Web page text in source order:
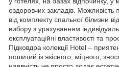
оздоровчих закладів.
від комплекту спальної білизни
вибору з урахуванням
експлуатаційні властивості та
Підковдра колекції Hotel –
пошитий із якісного, міцного,